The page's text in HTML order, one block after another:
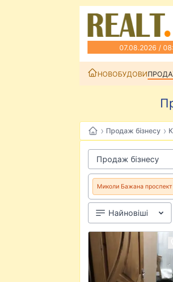
07.08.2026 /
НОВОБУДОВИ
› Продаж бізнесу ›
Миколи Бажана проспект